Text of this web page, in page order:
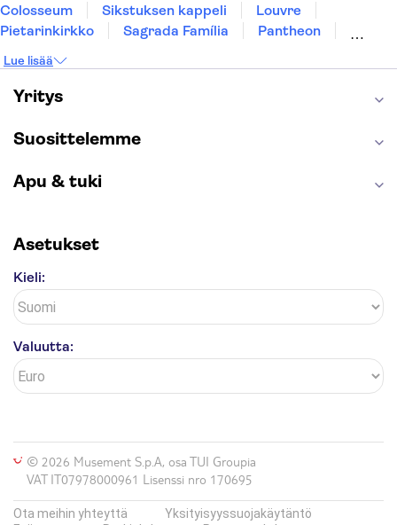
Colosseum
Sikstuksen kappeli
Louvre
Pietarinkirkko
Sagrada Família
Pantheon
Keukenhof
London Eye
Montmartre
Wieliczkan suolakaivos
Lue lisää
Yritys
Suosittelemme
Apu & tuki
Asetukset
Kieli:
Valuutta:
© 2026 Musement S.p.A, osa TUI Groupia
VAT IT07978000961 Lisenssi nro 170695
Ota meihin yhteyttä
Yksityisyyssuojakäytäntö